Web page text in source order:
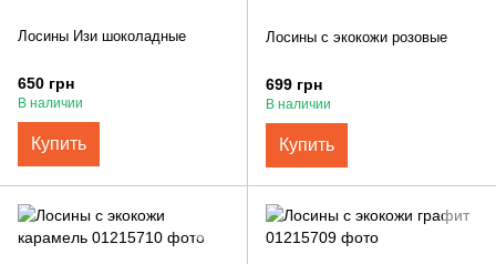
Лосины Изи шоколадные
650 грн
В наличии
Купить
Лосины с экокожи розовые
699 грн
В наличии
Купить